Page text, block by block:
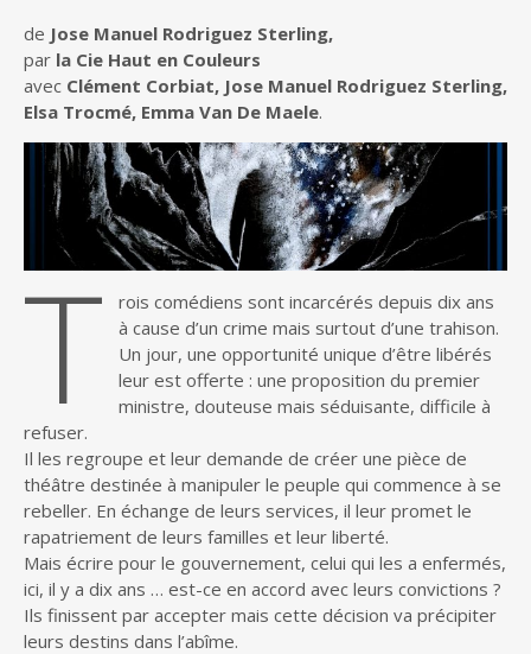
de Jose Manuel Rodriguez Sterling,
par la Cie Haut en Couleurs
avec Clément Corbiat, Jose Manuel Rodriguez Sterling,
Elsa Trocmé, Emma Van De Maele.
T
rois comédiens sont incarcérés depuis dix ans
à cause d’un crime mais surtout d’une trahison.
Un jour, une opportunité unique d’être libérés
leur est offerte : une proposition du premier
ministre, douteuse mais séduisante, difficile à
refuser.
Il les regroupe et leur demande de créer une pièce de
théâtre destinée à manipuler le peuple qui commence à se
rebeller. En échange de leurs services, il leur promet le
rapatriement de leurs familles et leur liberté.
Mais écrire pour le gouvernement, celui qui les a enfermés,
ici, il y a dix ans … est-ce en accord avec leurs convictions ?
Ils finissent par accepter mais cette décision va précipiter
leurs destins dans l’abîme.